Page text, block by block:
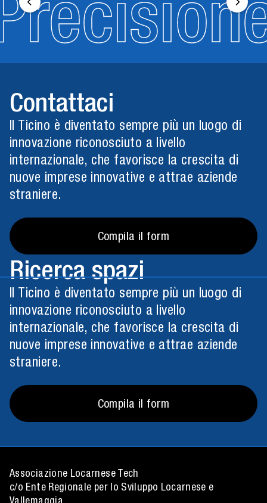
Contattaci
Il Ticino è diventato sempre più un luogo di
innovazione riconosciuto a livello
internazionale, che favorisce la crescita di
nuove imprese innovative e attrae aziende
straniere.
Compila il form
Ricerca spazi
Il Ticino è diventato sempre più un luogo di
innovazione riconosciuto a livello
internazionale, che favorisce la crescita di
nuove imprese innovative e attrae aziende
straniere.
Compila il form
Associazione Locarnese Tech
c/o Ente Regionale per lo Sviluppo Locarnese e
Vallemaggia